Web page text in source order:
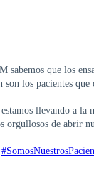
sabemos que los
son los pacientes que
llevando a la
orgullosos de abrir